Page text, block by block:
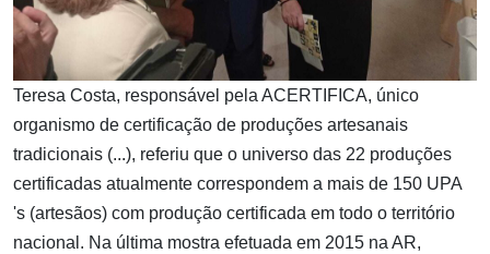
Teresa Costa, responsável pela ACERTIFICA, único
organismo de certificação de produções artesanais
tradicionais (...), referiu que o universo das 22 produções
certificadas atualmente correspondem a mais de 150 UPA
's (artesãos) com produção certificada em todo o território
nacional. Na última mostra efetuada em 2015 na AR,